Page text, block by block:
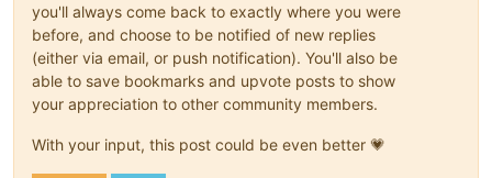
you'll always come back to exactly where you were
before, and choose to be notified of new replies
(either via email, or push notification). You'll also be
able to save bookmarks and upvote posts to show
your appreciation to other community members.
With your input, this post could be even better 💗